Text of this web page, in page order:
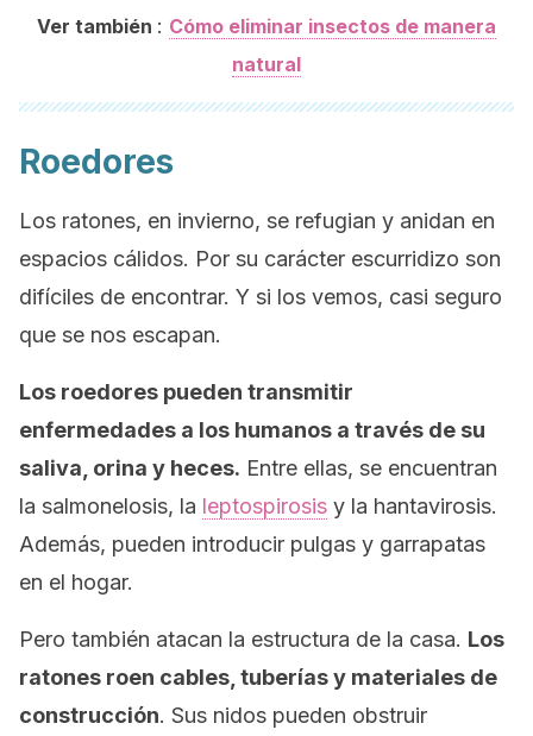
Ver también : Cómo eliminar insectos de manera
natural
Roedores
Los ratones, en invierno, se refugian y anidan en
espacios cálidos. Por su carácter escurridizo son
difíciles de encontrar. Y si los vemos, casi seguro
que se nos escapan.
Los roedores pueden transmitir
enfermedades a los humanos a través de su
saliva, orina y heces. Entre ellas, se encuentran
la salmonelosis, la leptospirosis y la hantavirosis.
Además, pueden introducir pulgas y garrapatas
en el hogar.
Pero también atacan la estructura de la casa. Los
ratones roen cables, tuberías y materiales de
construcción. Sus nidos pueden obstruir